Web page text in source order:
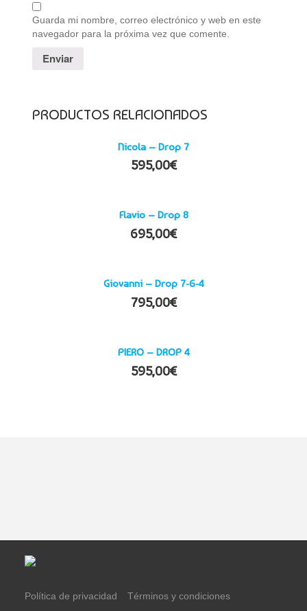
Guarda mi nombre, correo electrónico y web en este
navegador para la próxima vez que comente.
PRODUCTOS RELACIONADOS
Nicola – Drop 7
595,00€
Flavio – Drop 8
695,00€
Giovanni – Drop 7-6-4
795,00€
PIERO – DROP 4
595,00€
Política de privacidad Términos y condiciones